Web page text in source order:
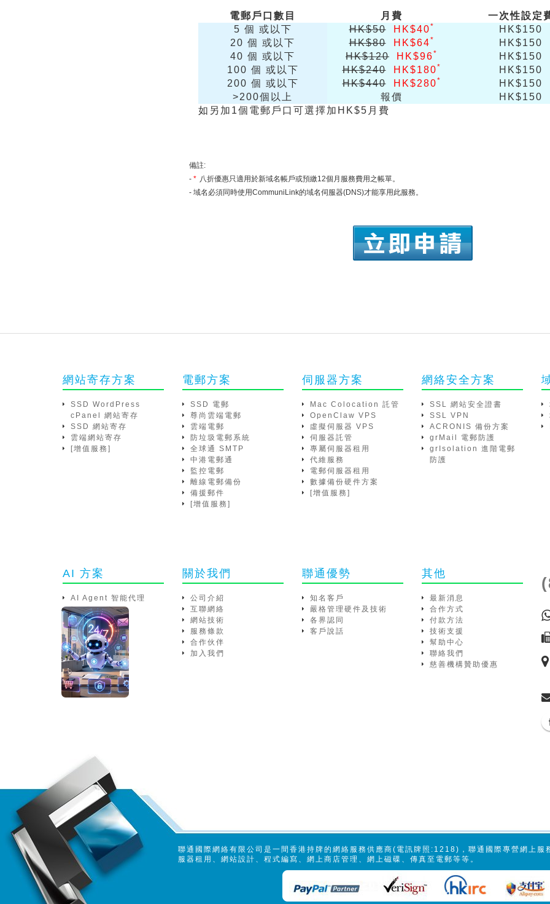
電郵戶口數目 月費
一次性設定
5 個 或以下
HK$50 HK$40*
HK$150
20 個 或以下
HK$80 HK$64*
HK$150
40 個 或以下
HK$120 HK$96*
HK$150
100 個 或以下
HK$240 HK$180*
HK$150
200 個 或以下
HK$440 HK$280*
HK$150
>200個以上
報價
HK$150
如另加1個電郵戶口可選擇加HK$5月費
備註:
- * 八折優惠只適用於新域名帳戶或預繳12個月服務費用之帳單。
- 域名必須同時使用CommuniLink的域名伺服器(DNS)才能享用此服務。
網站寄存方案
SSD WordPress
cPanel 網站寄存
SSD 網站寄存
雲端網站寄存
[增值服務]
電郵方案
SSD 電郵
尊尚雲端電郵
雲端電郵
防垃圾電郵系統
全球通 SMTP
中港電郵通
監控電郵
離線電郵備份
備援郵件
[增值服務]
伺服器方案
Mac Colocation 託管
OpenClaw VPS
虛擬伺服器 VPS
伺服器託管
專屬伺服器租用
代維服務
電郵伺服器租用
數據備份硬件方案
[增值服務]
網絡安全方案
SSL 網站安全證書
SSL VPN
ACRONIS 備份方案
grMail 電郵防護
grIsolation 進階電郵
防護
AI 方案
AI Agent 智能代理
關於我們
公司介紹
互聯網絡
網站技術
服務條款
合作伙伴
加入我們
聯通優勢
知名客戶
嚴格管理硬件及技術
各界認同
客戶說話
其他
最新消息
合作方式
付款方法
技術支援
幫助中心
聯絡我們
慈善機構贊助優惠
聯通國際網絡有限公司是一間香港持牌的網絡服務供應商(電訊牌照:1218)，聯通國際專營網上
服器租用、網站設計、程式編寫、網上商店管理、網上磁碟、傳真至電郵等等。